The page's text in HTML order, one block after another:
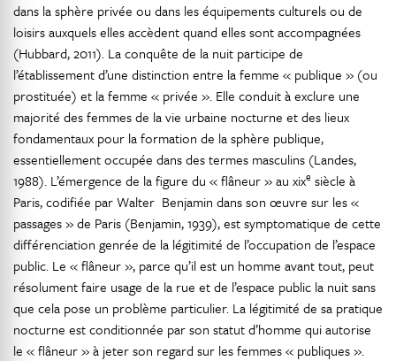
dans la sphère privée ou dans les équipements culturels ou de
loisirs auxquels elles accèdent quand elles sont accompagnées
(Hubbard, 2011). La conquête de la nuit participe de
l’établissement d’une distinction entre la femme « publique » (ou
prostituée) et la femme « privée ». Elle conduit à exclure une
majorité des femmes de la vie urbaine nocturne et des lieux
fondamentaux pour la formation de la sphère publique,
essentiellement occupée dans des termes masculins (Landes,
1988). L’émergence de la figure du « flâneur » au xixe siècle à
Paris, codifiée par Walter Benjamin dans son œuvre sur les «
passages » de Paris (Benjamin, 1939), est symptomatique de cette
différenciation genrée de la légitimité de l’occupation de l’espace
public. Le « flâneur », parce qu’il est un homme avant tout, peut
résolument faire usage de la rue et de l’espace public la nuit sans
que cela pose un problème particulier. La légitimité de sa pratique
nocturne est conditionnée par son statut d’homme qui autorise
le « flâneur » à jeter son regard sur les femmes « publiques ».